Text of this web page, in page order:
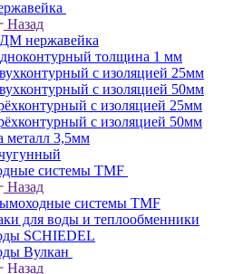
Назад
нержавейка
толщина 1 мм
с изоляцией 25мм
с изоляцией 50мм
с изоляцией 25мм
с изоляцией 50мм
металл 3,5мм
системы TMF
Назад
системы TMF
для воды и теплообменники
SCHIEDEL
Вулкан
Назад